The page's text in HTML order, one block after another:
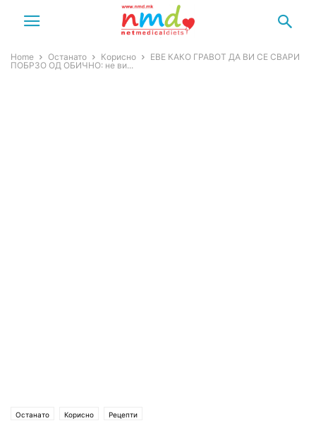
Home Останато Корисно
ЕВЕ КАКО ГРАВОТ ДА ВИ СЕ СВАРИ
ПОБРЗО ОД ОБИЧНО: не ви...
Останато Корисно Рецепти